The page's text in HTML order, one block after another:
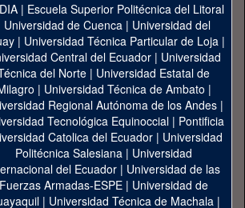
| Escuela Superior Politécnica del Litoral
Universidad de Cuenca| Universidad del
| Universidad Técnica Particular de Loja|
Central del Ecuador| Universidad
del Norte | Universidad Estatal de
| Universidad Técnica de Ambato |
Regional Autónoma de los Andes|
Tecnológica Equinoccial| Pontificia
Catolica del Ecuador | Universidad
Politécnica Salesiana | Universidad
del Ecuador | Universidad de las
Fuerzas Armadas-ESPE | Universidad de
| Universidad Técnica de Machala|